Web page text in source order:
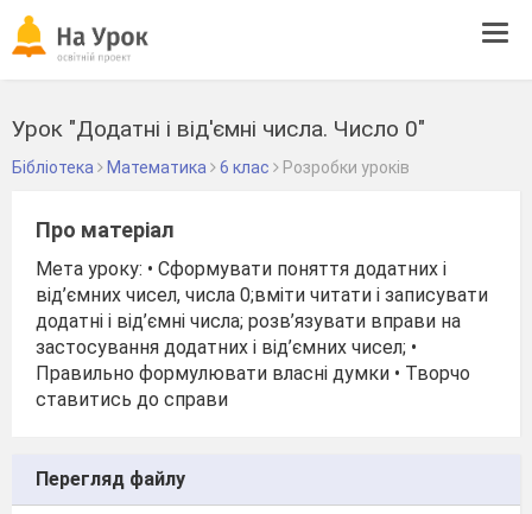
Урок "Додатні і від'ємні числа. Число 0"
Бібліотека Математика 6 клас Розробки уроків
Про матеріал
Мета уроку: • Сформувати поняття додатних і
від’ємних чисел, числа 0;вміти читати і записувати
додатні і від’ємні числа; розв’язувати вправи на
застосування додатних і від’ємних чисел; •
Правильно формулювати власні думки • Творчо
ставитись до справи
Перегляд файлу